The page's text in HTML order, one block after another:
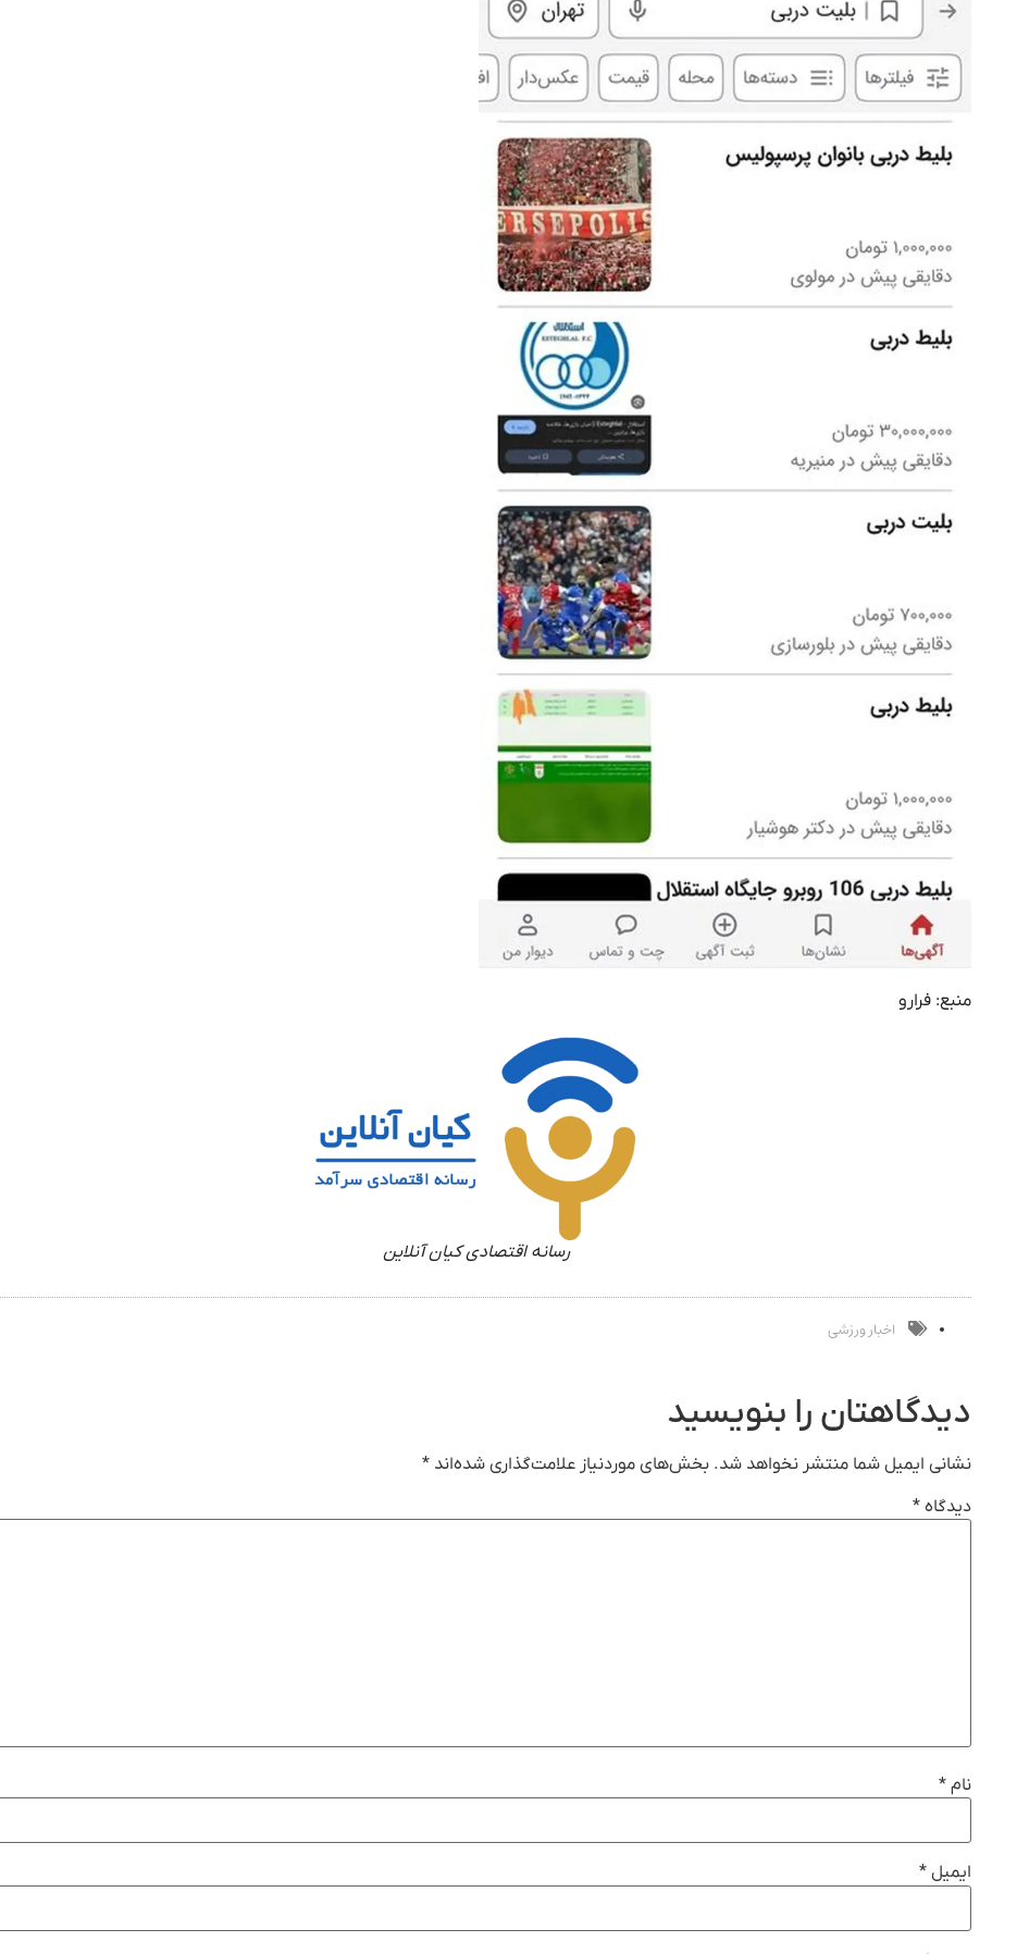
منبع: فرارو
رسانه اقتصادی کیان آنلاین
اخبار ورزشی
دیدگاهتان را بنویسید
نشانی ایمیل شما منتشر نخواهد شد. بخش‌های موردنیاز علامت‌گذاری شده‌اند *
دیدگاه *
نام *
ایمیل *